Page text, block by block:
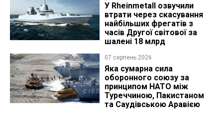
У Rheinmetall озвучили
втрати через скасування
найбільших фрегатів з
часів Другої світової за
шалені 18 млрд
07 серпень 2026
Яка сумарна сила
оборонного союзу за
принципом НАТО між
Туреччиною, Пакистаном
та Саудівською Аравією